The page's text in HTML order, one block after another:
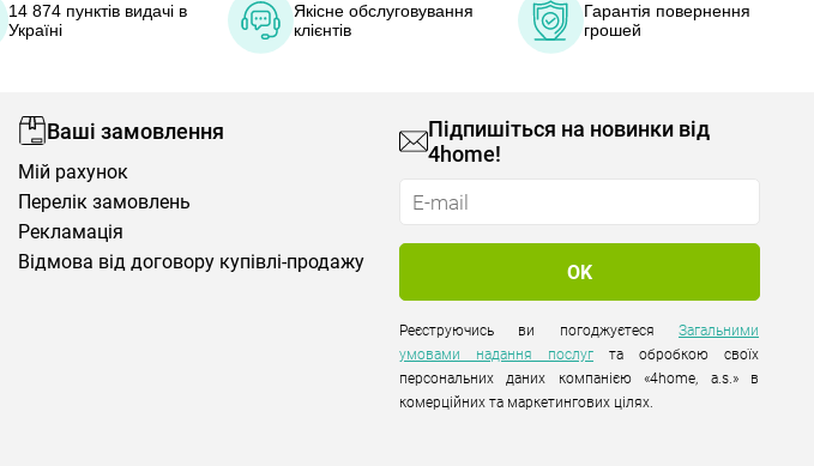
14 874 пунктів видачі в
Україні
Якісне обслуговування
клієнтів
Гарантія повернення
грошей
Ваші замовлення
Мій рахунок
Перелік замовлень
Рекламація
Відмова від договору купівлі-продажу
Підпишіться на новинки від
4home!
Реєструючись ви погоджуєтесяЗагальними
умовами надання послуг та обробкою своїх
персональних даних компанією «4home, a.s.» в
комерційних та маркетингових цілях.